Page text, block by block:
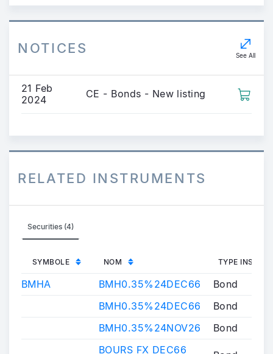
NOTICES See All
21 Feb
2024
CE - Bonds - New listing
RELATED INSTRUMENTS
Securities (4)
SYMBOLE NOM TYPE
BMHA BMH0.35%24DEC66
Bond
BMH0.35%24DEC66
Bond
BMH0.35%24NOV26
Bond
BOURS FX DEC66